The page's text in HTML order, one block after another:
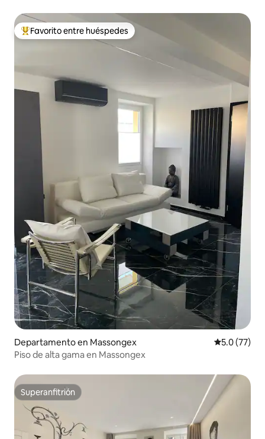
De los mejores en Favorito entre huéspedes
Favorito entre huéspedes
Departamento en Massongex Calificación
5.0 (77)
Piso de alta gama en Massongex
Superanfitrión
Superanfitrión